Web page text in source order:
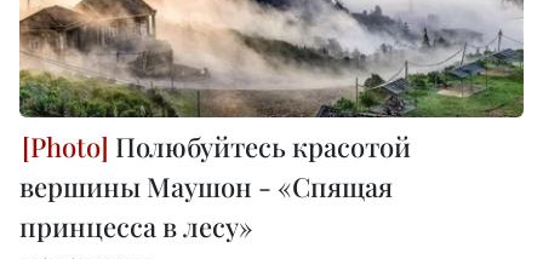
Полюбуйтесь красотой
вершины Маушон - «Спящая
принцесса в лесу»